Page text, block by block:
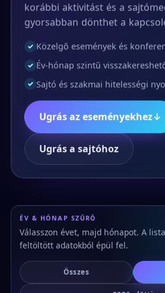
korábbi aktivitást és a
gyorsabban dönthet a
✓ Közelgő események és
✓ Év-hónap szintű
✓ Sajtó és szakmai hitelességi
Ugrás az eseményekhez↓
Ugrás a sajtóhoz
ÉV & HÓNAP SZŰRŐ
Válasszon évet, majd hónapot. A
feltöltött adatokból épül fel.
Összes